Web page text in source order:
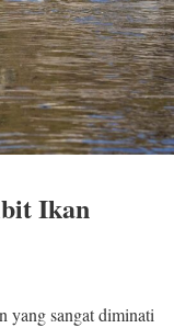
Ikan
yang sangat diminati